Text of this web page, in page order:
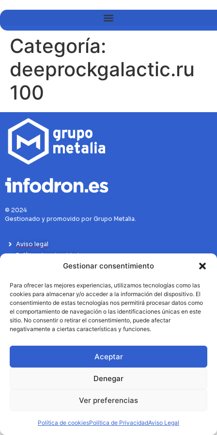
Gestionar consentimiento
Para ofrecer las mejores experiencias, utilizamos tecnologías como las
cookies para almacenar y/o acceder a la información del dispositivo. El
consentimiento de estas tecnologías nos permitirá procesar datos como
el comportamiento de navegación o las identificaciones únicas en este
sitio. No consentir o retirar el consentimiento, puede afectar
negativamente a ciertas características y funciones.
Aceptar
Denegar
Ver preferencias
Política de cookiesPolítica de PrivacidadAviso Legal
Categoría:
deeprockgalactic.ru
100
© 2024
Gestionado y promovido por Grupo Metalia.
Aviso legal
Política de privacidad
Politíca de Cookies